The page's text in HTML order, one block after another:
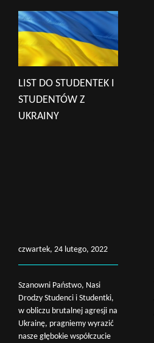
LIST DO STUDENTEK I
STUDENTÓW Z
UKRAINY
czwartek, 24 lutego, 2022
Szanowni Państwo, Nasi
Drodzy Studenci i Studentki,
w obliczu brutalnej agresji na
Ukrainę, pragniemy wyrazić
nasze głębokie współczucie